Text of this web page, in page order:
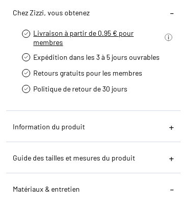
Chez Zizzi, vous obtenez
Livraison à partir de 0.95 € pour
membres
Expédition dans les 3 à 5 jours ouvrables
Retours gratuits pour les membres
Politique de retour de 30 jours
Information du produit
Guide des tailles et mesures du produit
Matériaux & entretien